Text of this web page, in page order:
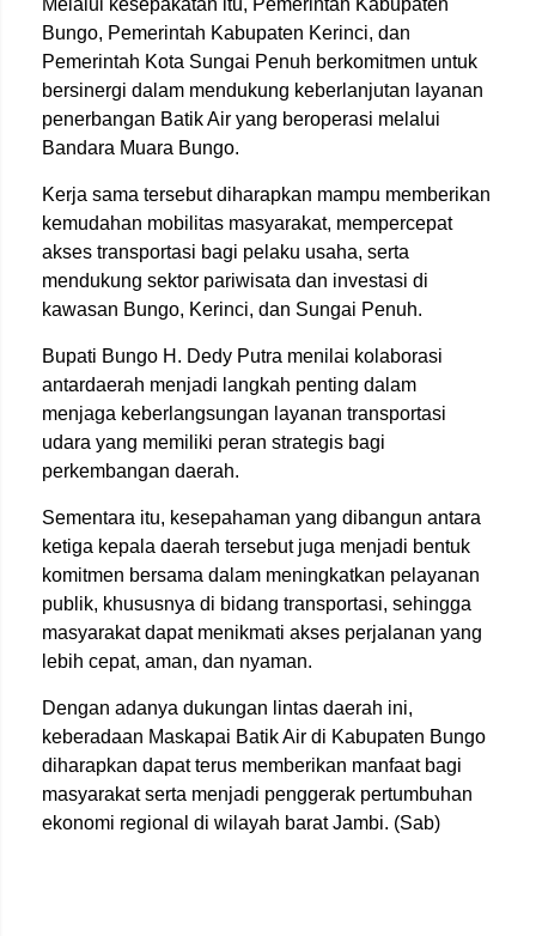
Melalui kesepakatan itu, Pemerintah Kabupaten
Bungo, Pemerintah Kabupaten Kerinci, dan
Pemerintah Kota Sungai Penuh berkomitmen untuk
bersinergi dalam mendukung keberlanjutan layanan
penerbangan Batik Air yang beroperasi melalui
Bandara Muara Bungo.
Kerja sama tersebut diharapkan mampu memberikan
kemudahan mobilitas masyarakat, mempercepat
akses transportasi bagi pelaku usaha, serta
mendukung sektor pariwisata dan investasi di
kawasan Bungo, Kerinci, dan Sungai Penuh.
Bupati Bungo H. Dedy Putra menilai kolaborasi
antardaerah menjadi langkah penting dalam
menjaga keberlangsungan layanan transportasi
udara yang memiliki peran strategis bagi
perkembangan daerah.
Sementara itu, kesepahaman yang dibangun antara
ketiga kepala daerah tersebut juga menjadi bentuk
komitmen bersama dalam meningkatkan pelayanan
publik, khususnya di bidang transportasi, sehingga
masyarakat dapat menikmati akses perjalanan yang
lebih cepat, aman, dan nyaman.
Dengan adanya dukungan lintas daerah ini,
keberadaan Maskapai Batik Air di Kabupaten Bungo
diharapkan dapat terus memberikan manfaat bagi
masyarakat serta menjadi penggerak pertumbuhan
ekonomi regional di wilayah barat Jambi. (Sab)